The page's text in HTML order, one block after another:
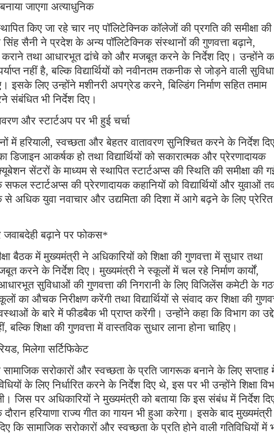
जाएगा अत्याधुनिक
किए जा रहे चार नए पॉलिटेक्निक कॉलेजों की प्रगति की समीक्षा की
सैनी ने प्रदेश के अन्य पॉलिटेक्निक संस्थानों की गुणवत्ता बढ़ाने,
तथा आधारभूत ढांचे को और मजबूत करने के निर्देश दिए। उन्होंने
नहीं है, बल्कि विद्यार्थियों को नवीनतम तकनीक से जोड़ने वाली
इसके लिए उन्होंने मशीनरी अपग्रेड करने, बिल्डिंग निर्माण सहित तमाम
संबंधित भी निर्देश दिए।
और स्टार्टअप पर भी हुई चर्चा
में हरियाली, स्वच्छता और बेहतर वातावरण सुनिश्चित करने के निर्देश
डिजाइन आकर्षक हो तथा विद्यार्थियों को सकारात्मक और प्रेरणादायक
सेंटरों के माध्यम से स्थापित स्टार्टअप्स की स्थिति की समीक्षा की
सफल स्टार्टअप्स की प्रेरणादायक कहानियों को विद्यार्थियों और युवाओं
से अधिक युवा नवाचार और उद्यमिता की दिशा में आगे बढ़ने के लिए प्रेरित
जवाबदेही बढ़ाने पर फोकस*
बैठक में मुख्यमंत्री ने अधिकारियों को शिक्षा की गुणवत्ता में सुधार तथा
करने के निर्देश दिए। मुख्यमंत्री ने स्कूलों में चल रहे निर्माण कार्यों,
सुविधाओं की गुणवत्ता की निगरानी के लिए विजिलेंस कमेटी के
का औचक निरीक्षण करेंगी तथा विद्यार्थियों से संवाद कर शिक्षा की
के बारे में फीडबैक भी प्राप्त करेंगी। उन्होंने कहा कि विभाग का
शिक्षा की गुणवत्ता में वास्तविक सुधार लाना होना चाहिए।
मिलेगा सर्टिफिकेट
सामाजिक सरोकारों और स्वच्छता के प्रति जागरूक बनाने के लिए सप्ताह
के लिए निर्धारित करने के निर्देश दिए थे, इस पर भी उन्होंने शिक्षा
जिस पर अधिकारियों ने मुख्यमंत्री को बताया कि इस संबंध में निर्देश
हरियाणा राज्य गीत का गायन भी हुआ करेगा। इसके बाद मुख्यमंत्री
कि सामाजिक सरोकारों और स्वच्छता के प्रति होने वाली गतिविधियों में